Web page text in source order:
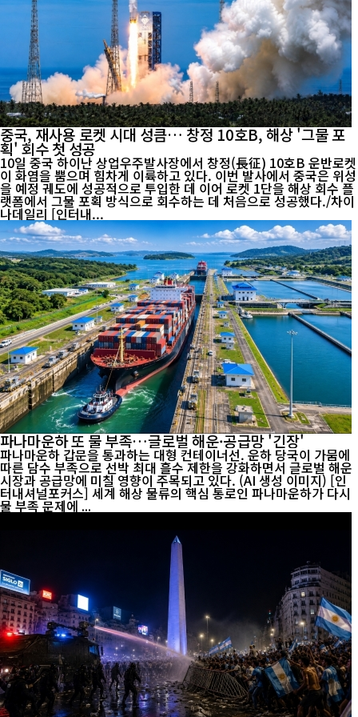
중국, 재사용 로켓 시대 성큼… 창정 10호B, 해상 '그물 포
획' 회수 첫 성공
10일 중국 하이난 상업우주발사장에서 창정(長征) 10호B 운반로켓
이 화염을 뿜으며 힘차게 이륙하고 있다. 이번 발사에서 중국은 위성
을 예정 궤도에 성공적으로 투입한 데 이어 로켓 1단을 해상 회수 플
랫폼에서 그물 포획 방식으로 회수하는 데 처음으로 성공했다./차이
나데일리 [인터내...
파나마운하 또 물 부족…글로벌 해운·공급망 '긴장'
파나마운하 갑문을 통과하는 대형 컨테이너선. 운하 당국이 가뭄에
따른 담수 부족으로 선박 최대 흘수 제한을 강화하면서 글로벌 해운
시장과 공급망에 미칠 영향이 주목되고 있다. (AI 생성 이미지) [인
터내셔널포커스] 세계 해상 물류의 핵심 통로인 파나마운하가 다시
물 부족 문제에 ...